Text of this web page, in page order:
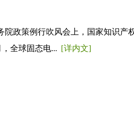
政策例行吹风会上，国家知识产
全球固态电... [详内文]